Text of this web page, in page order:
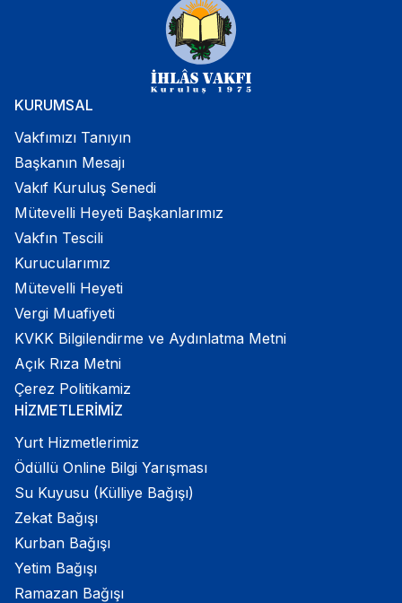
KURUMSAL
Vakfımızı Tanıyın
Başkanın Mesajı
Vakıf Kuruluş Senedi
Mütevelli Heyeti Başkanlarımız
Vakfın Tescili
Kurucularımız
Mütevelli Heyeti
Vergi Muafiyeti
KVKK Bilgilendirme ve Aydınlatma Metni
Açık Rıza Metni
Çerez Politikamiz
HİZMETLERİMİZ
Yurt Hizmetlerimiz
Ödüllü Online Bilgi Yarışması
Su Kuyusu (Külliye Bağışı)
Zekat Bağışı
Kurban Bağışı
Yetim Bağışı
Ramazan Bağışı